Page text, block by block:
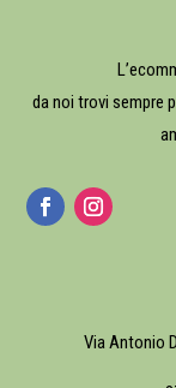
da noi trovi sempre
Via Antonio